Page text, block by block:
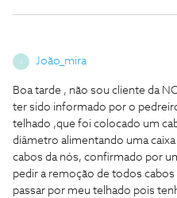
João_mira
Boa tarde , não sou cliente da
ter sido informado por o
telhado ,que foi colocado um
diâmetro alimentando uma
cabos da nós, confirmado por
pedir a remoção de todos
passar por meu telhado pois